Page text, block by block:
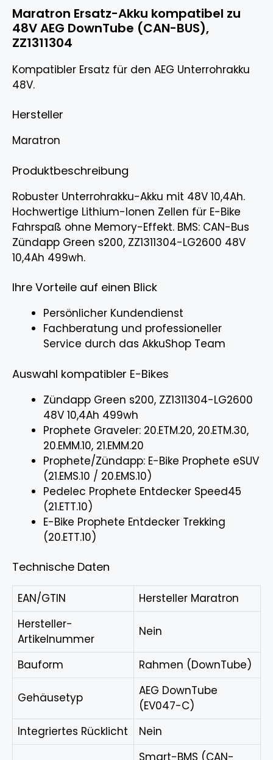
Maratron Ersatz-Akku kompatibel zu
48V AEG DownTube (CAN-BUS),
ZZ1311304
Kompatibler Ersatz für den AEG Unterrohrakku
48V.
Hersteller
Maratron
Produktbeschreibung
Robuster Unterrohrakku-Akku mit 48V 10,4Ah.
Hochwertige Lithium-Ionen Zellen für E-Bike
Fahrspaß ohne Memory-Effekt. BMS: CAN-Bus
Zündapp Green s200, ZZ1311304-LG2600 48V
10,4Ah 499wh.
Ihre Vorteile auf einen Blick
Persönlicher Kundendienst
Fachberatung und professioneller
Service durch das AkkuShop Team
Auswahl kompatibler E-Bikes
Zündapp Green s200, ZZ1311304-LG2600
48V 10,4Ah 499wh
Prophete Graveler: 20.ETM.20, 20.ETM.30,
20.EMM.10, 21.EMM.20
Prophete/Zündapp: E-Bike Prophete eSUV
(21.EMS.10 / 20.EMS.10)
Pedelec Prophete Entdecker Speed45
(21.ETT.10)
E-Bike Prophete Entdecker Trekking
(20.ETT.10)
Technische Daten
EAN/GTIN
Hersteller Maratron
Hersteller-
Artikelnummer
Nein
Bauform Rahmen (DownTube)
Gehäusetyp
AEG DownTube
(EV047-C)
Integriertes Rücklicht
Nein
Smart-BMS (CAN-